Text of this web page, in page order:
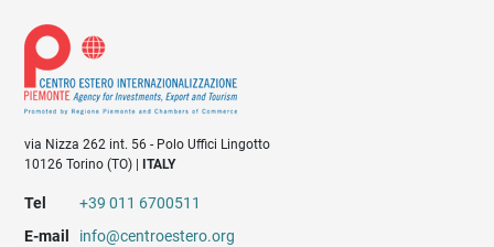
via Nizza 262 int. 56 - Polo Uffici Lingotto
10126 Torino (TO) |
ITALY
Tel
+39 011 6700511
E-mail
info@centroestero.org